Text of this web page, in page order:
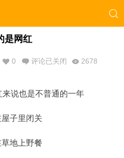
是网红
0 评论已关闭 2678
说也是不普通的一年
子里闭关
地上野餐